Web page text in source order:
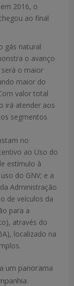
2016, o
ao final
gás natural
o avanço
o maior
maior do
valor total
irá atender aos
segmentos
no
ao Uso do
estímulo à
do GNV; e a
Administração
de veículos da
para a
através do
localizado na
um panorama